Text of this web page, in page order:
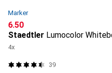
Marker
CHF
6.50
Staedtler Lumocolor
4x
39